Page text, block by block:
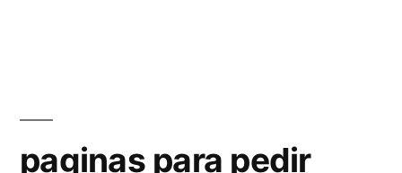
paginas para pedir